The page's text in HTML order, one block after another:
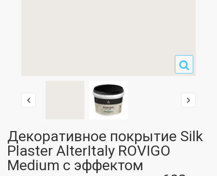
Декоративное покрытие Silk
Plaster AlterItaly ROVIGO
Medium с эффектом